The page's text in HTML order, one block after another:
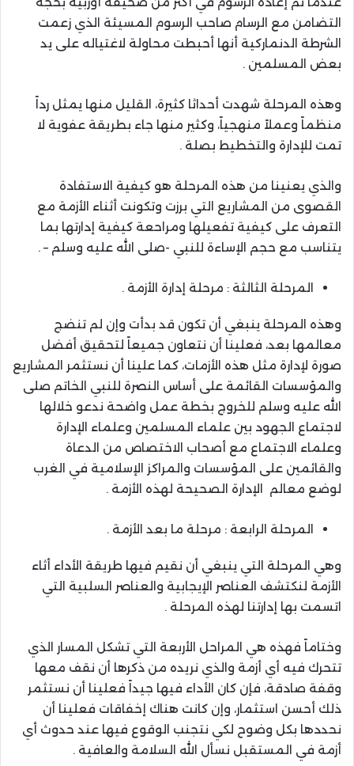
التضامن مع الرسام صاحب الرسوم المسيئة الذي زعمت
الشرطة الدنماركية أنها أحبطت محاولة لاغتياله على يد
بعض المسلمين .
وهذه المرحلة شهدت أحداثا كثيرة، القليل منها يمثل رداً
منظماً وعملاً منهجياً، وكثير منها جاء بطريقة عفوية لا
تمت للإدارة والتخطيط بصلة .
والذي يعنينا من هذه المرحلة هو كيفية الاستفادة
القصوى من المشاريع التي برزت وتكونت أثناء الأزمة مع
التعرف على كيفية تفعيلها ومراحعة كيفية إدارتها بما
يتناسب مع حجم الإساءة للنبي -صلى الله عليه وسلم – .
المرحلة الثالثة : مرحلة إدارة الأزمة .
وهذه المرحلة ينبغي أن تكون قد بدأت وإن لم تنضج
معالمها بعد، فعلينا أن نتعاون جميعاً لتحقيق أفضل
صورة لإدارة مثل هذه الأزمات، كما علينا أن نستثمر المشاريع
والمؤسسات القائمة على أساس النصرة للنبي الخاتم صلى
الله عليه وسلم للخروج بخطة عمل واضحة ندعو خلالها
لاجتماع الجهود بين علماء المسلمين وعلماء الإدارة
وعلماء الاجتماع مع أصحاب الاختصاص من الدعاة
والقائمين على المؤسسات والمراكز الإسلامية في الغرب
لوضع معالم الإدارة الصحيحة لهذه الأزمة .
المرحلة الرابعة : مرحلة ما بعد الأزمة .
وهي المرحلة التي ينبغي أن نقيم فيها طريقة الأداء أثاء
الأزمة لنكتشف العناصر الإيجابية والعناصر السلبية التي
اتسمت بها إدارتنا لهذه المرحلة .
وختاماً فهذه هي المراحل الأربعة التي تشكل المسار الذي
تتحرك فيه أي أزمة والذي نريده من ذكرها أن نقف معها
وقفة صادقة، فإن كان الأداء فيها جيداً فعلينا أن نستثمر
ذلك أحسن استثمار، وإن كانت هناك إخفاقات فعلينا أن
نحددها بكل وضوح لكي نتجنب الوقوع فيها عند حدوث أي
أزمة في المستقبل نسأل الله السلامة والعافية .